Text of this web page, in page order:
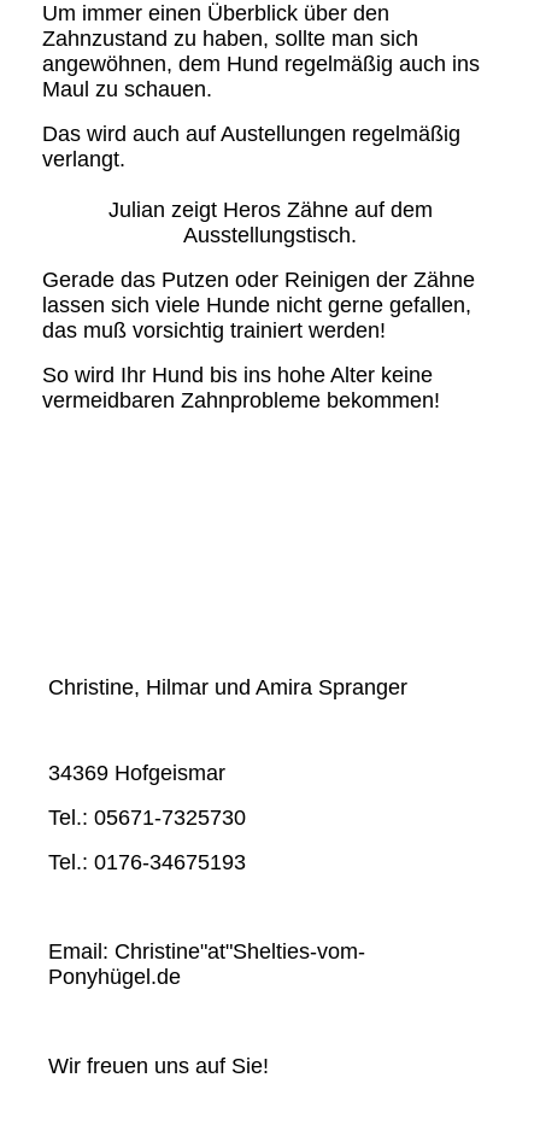
Um immer einen Überblick über den
Zahnzustand zu haben, sollte man sich
angewöhnen, dem Hund regelmäßig auch ins
Maul zu schauen.
Das wird auch auf Austellungen regelmäßig
verlangt.
Julian zeigt Heros Zähne auf dem
Ausstellungstisch.
Gerade das Putzen oder Reinigen der Zähne
lassen sich viele Hunde nicht gerne gefallen,
das muß vorsichtig trainiert werden!
So wird Ihr Hund bis ins hohe Alter keine
vermeidbaren Zahnprobleme bekommen!
Christine, Hilmar und Amira Spranger
34369 Hofgeismar
Tel.: 05671-7325730
Tel.: 0176-34675193
Email: Christine"at"Shelties-vom-
Ponyhügel.de
Wir freuen uns auf Sie!